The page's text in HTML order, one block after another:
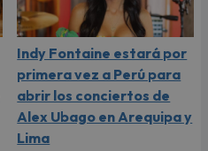
Indy Fontaine estará por
primera vez a Perú para
abrir los conciertos de
Alex Ubago en Arequipa y
Lima